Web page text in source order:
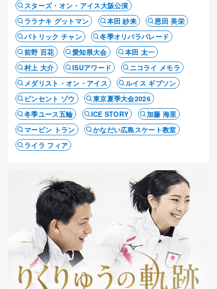
スターズ・オン・アイス大阪公演
ララナキ グットマン
本田 紗来
恩田 美栄
パトリック チャン
冬季オリパラパレード
前野 百花
愛知県大会
本田 太一
村上 大介
ISUアワード
ニコライ メモラ
メダリスト・オン・アイス
ルイス ギブソン
ビンセント ゾウ
東京夏季大会2026
冬季ユース五輪
ICE STORY
加藤 海里
マービン トラン
かなだい広島スケート教室
ライラ フィア